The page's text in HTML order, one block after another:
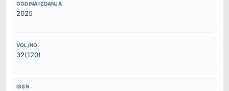
GODINA IZDANJA
2025
VOL/NO.
32(120)
ISSN